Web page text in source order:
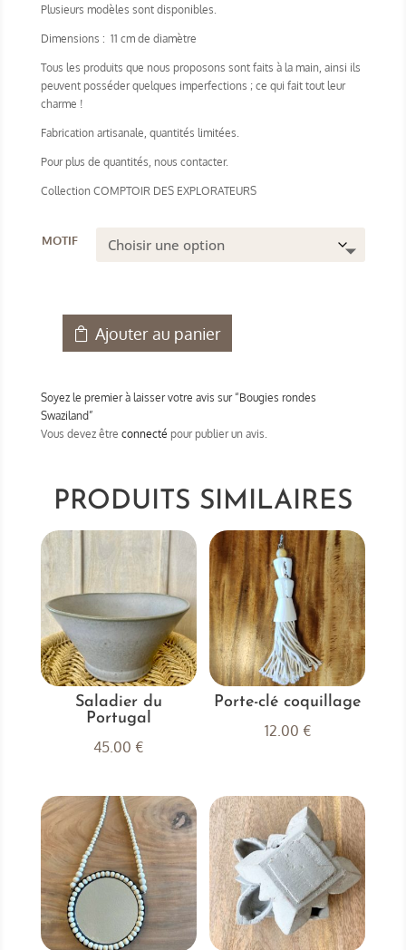
Plusieurs modèles sont disponibles.
Dimensions : 11 cm de diamètre
Tous les produits que nous proposons sont faits à la main, ainsi ils
peuvent posséder quelques imperfections ; ce qui fait tout leur
charme !
Fabrication artisanale, quantités limitées.
Pour plus de quantités, nous contacter.
Collection COMPTOIR DES EXPLORATEURS
motif
quantité
rondes
Swaziland
Ajouter au panier
Soyez le premier à laisser votre avis sur “Bougies rondes
Swaziland”
Vous devez être connecté pour publier un avis.
PRODUITS SIMILAIRES
Saladier du
Portugal
45.00 €
Porte-clé coquillage
12.00 €